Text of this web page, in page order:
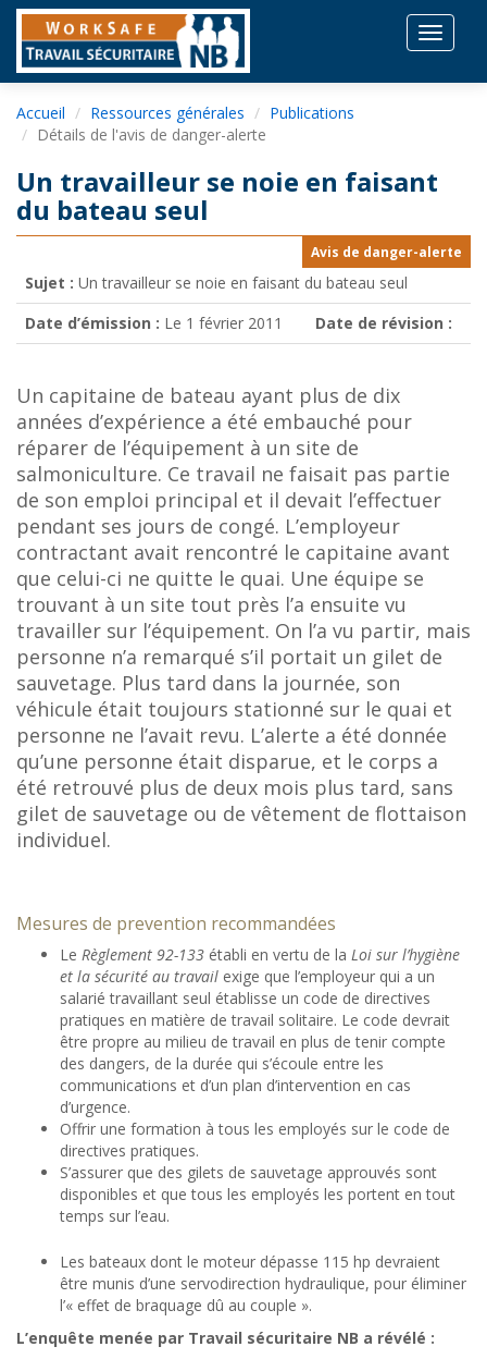
Toggle
Accueil Ressources générales
Publications
Détails de l'avis de danger-alerte
Un travailleur se noie en faisant
du bateau seul
Avis de danger-alerte
Sujet : Un travailleur se noie en faisant du bateau seul
Date d’émission : Le 1 février 2011 Date de révision :
Un capitaine de bateau ayant plus de dix
années d’expérience a été embauché pour
réparer de l’équipement à un site de
salmoniculture. Ce travail ne faisait pas partie
de son emploi principal et il devait l’effectuer
pendant ses jours de congé. L’employeur
contractant avait rencontré le capitaine avant
que celui-ci ne quitte le quai. Une équipe se
trouvant à un site tout près l’a ensuite vu
travailler sur l’équipement. On l’a vu partir, mais
personne n’a remarqué s’il portait un gilet de
sauvetage. Plus tard dans la journée, son
véhicule était toujours stationné sur le quai et
personne ne l’avait revu. L’alerte a été donnée
qu’une personne était disparue, et le corps a
été retrouvé plus de deux mois plus tard, sans
gilet de sauvetage ou de vêtement de flottaison
individuel.
Mesures de prevention recommandées
Le Règlement 92-133 établi en vertu de la Loi sur l’hygiène
et la sécurité au travail exige que l’employeur qui a un
salarié travaillant seul établisse un code de directives
pratiques en matière de travail solitaire. Le code devrait
être propre au milieu de travail en plus de tenir compte
des dangers, de la durée qui s’écoule entre les
communications et d’un plan d’intervention en cas
d’urgence.
Offrir une formation à tous les employés sur le code de
directives pratiques.
S’assurer que des gilets de sauvetage approuvés sont
disponibles et que tous les employés les portent en tout
temps sur l’eau.
Les bateaux dont le moteur dépasse 115 hp devraient
être munis d’une servodirection hydraulique, pour éliminer
l’« effet de braquage dû au couple ».
L’enquête menée par Travail sécuritaire NB a révélé :